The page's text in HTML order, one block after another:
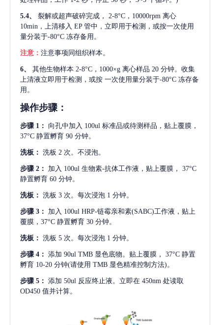
5.4、 裂解或超声破碎完成，
2-8°C，10000rpm 离心
10min，上清移入 EP 管中，立即用于检测，或按一次使用
量分装于-80°C 冻存备用。
注意： 注意事项同组织样本。
6、 其他生物样本 2-8°C，1000×g 离心样品 20 分钟。收集
上清液立即用于检测，或按 一次使用量分装于-80°C 冻存备
用。
操作步骤：
步骤 1： 向孔中加入 100ul 标准品或待测样品，贴上覆膜，
37°C 静置孵育 90 分钟。
洗板： 洗板 2 次。不浸泡。
步骤 2： 加入 100ul 生物素-抗体工作液，贴上覆膜， 37°C
静置孵育 60 分钟。
洗板： 洗板 3 次。每次浸泡 1 分钟。
步骤 3： 加入 100ul HRP-链霉亲和素(SABC)工作液，贴上
覆膜，37°C 静置孵育 30 分钟。
洗板： 洗板 5 次。每次浸泡 1 分钟。
步骤 4： 添加 90ul TMB 显色底物。贴上覆膜， 37°C 静置
孵育 10-20 分钟(请使用 TMB 显色精准控制方法)。
步骤 5： 添加 50ul 反应终止液。立即在 450nm 处读取
OD450 值并计算。